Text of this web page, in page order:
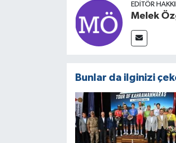
EDITÖR
Melek
Bunlar da ilginizi